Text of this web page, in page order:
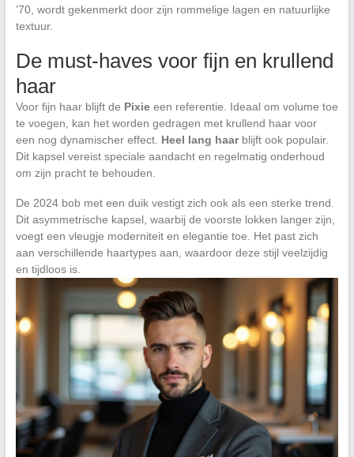
’70, wordt gekenmerkt door zijn rommelige lagen en natuurlijke
textuur.
De must-haves voor fijn en krullend
haar
Voor fijn haar blijft de Pixieeen referentie. Ideaal om volume toe
te voegen, kan het worden gedragen met krullend haar voor
een nog dynamischer effect. Heel lang haarblijft ook populair.
Dit kapsel vereist speciale aandacht en regelmatig onderhoud
om zijn pracht te behouden.
De 2024 bob met een duik vestigt zich ook als een sterke trend.
Dit asymmetrische kapsel, waarbij de voorste lokken langer zijn,
voegt een vleugje moderniteit en elegantie toe. Het past zich
aan verschillende haartypes aan, waardoor deze stijl veelzijdig
en tijdloos is.